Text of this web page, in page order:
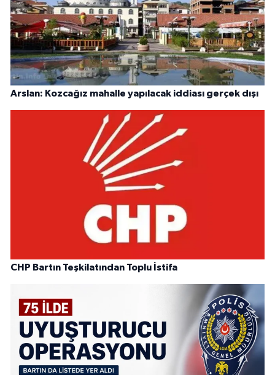
Arslan: Kozcağız mahalle yapılacak iddiası gerçek dışı
CHP Bartın Teşkilatından Toplu İstifa